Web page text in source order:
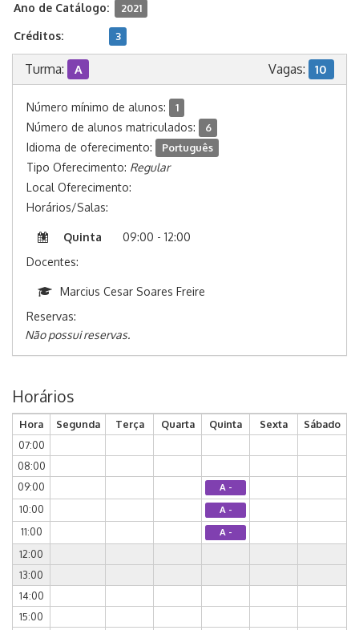
Ano de Catálogo: 2021
Créditos: 3
Turma: A Vagas: 10
Número mínimo de alunos: 1
Número de alunos matriculados: 6
Idioma de oferecimento: Português
Tipo Oferecimento: Regular
Local Oferecimento:
Horários/Salas:
Quinta
09:00 - 12:00
Docentes:
Marcius Cesar Soares Freire
Reservas:
Não possui reservas.
Horários
Hora Segunda Terça Quarta Quinta Sexta
Sábado
07:00
08:00
09:00
A -
10:00 A -
11:00 A -
12:00
13:00
14:00
15:00